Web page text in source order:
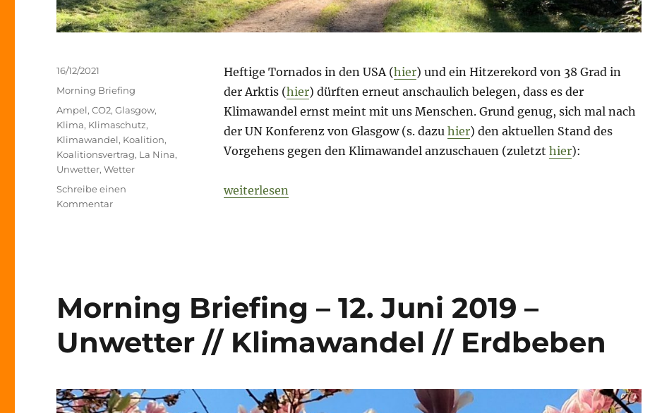
Heftige Tornados in den USA (hier) und ein Hitzerekord von 38 Grad in
der Arktis (hier) dürften erneut anschaulich belegen, dass es der
Klimawandel ernst meint mit uns Menschen. Grund genug, sich mal nach
der UN Konferenz von Glasgow (s. dazu hier) den aktuellen Stand des
Vorgehens gegen den Klimawandel anzuschauen (zuletzt hier):
„Morning Briefing 16. Dezember 2021 – Klimawandel – der „lange Marsch““
weiterlesen
Veröffentlicht
16/12/2021
Kategorien
Morning Briefing
Schlagwörter
Ampel,CO2,Glasgow,
Klima, Klimaschutz,
Klimawandel, Koalition,
Koalitionsvertrag, La Nina,
Unwetter,Wetter
Schreibe einen
Kommentarzu
Klimawandel
–
der
„lange
Morning Briefing – 12. Juni 2019 –
Unwetter // Klimawandel // Erdbeben